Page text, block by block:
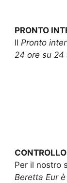
PRONTO
Il Pronto
24 ore su 24
Per il nostro
Beretta Eur